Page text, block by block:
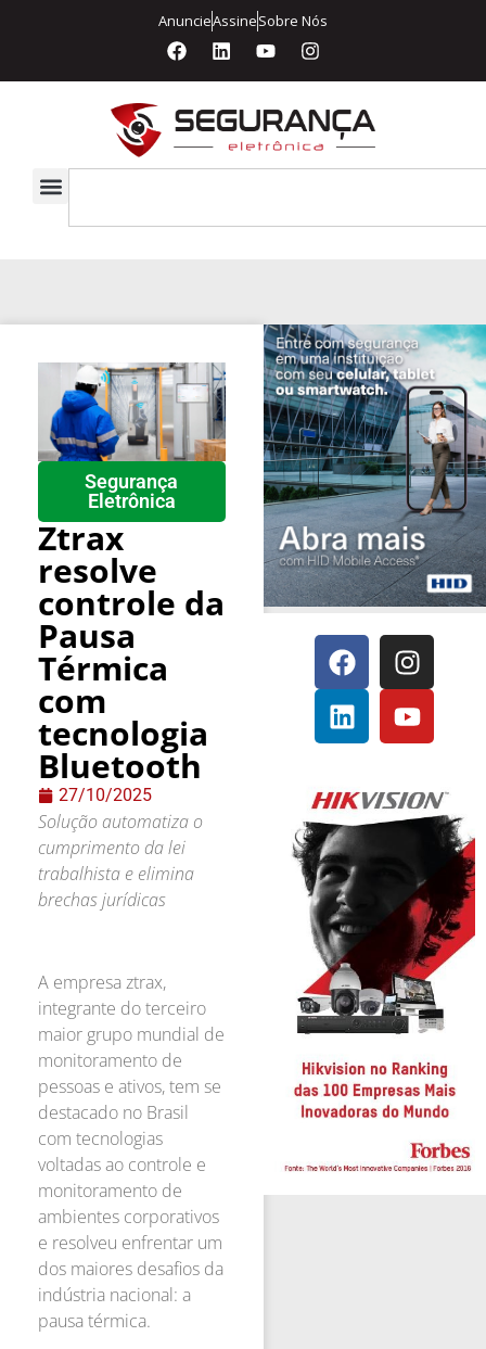
AnuncieAssineSobre Nós
Segurança
Eletrônica
Ztrax
resolve
controle da
Pausa
Térmica
com
tecnologia
Bluetooth
27/10/2025
Solução automatiza o
cumprimento da lei
trabalhista e elimina
brechas jurídicas
A empresa ztrax,
integrante do terceiro
maior grupo mundial de
monitoramento de
pessoas e ativos, tem se
destacado no Brasil
com tecnologias
voltadas ao controle e
monitoramento de
ambientes corporativos
e resolveu enfrentar um
dos maiores desafios da
indústria nacional: a
pausa térmica.